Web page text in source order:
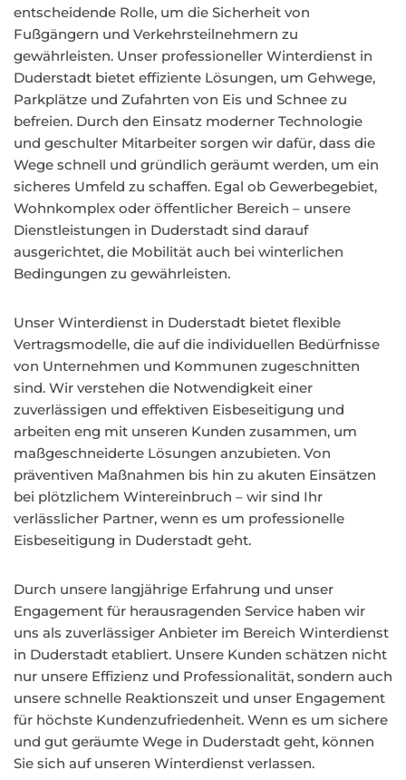
entscheidende Rolle, um die Sicherheit von
Fußgängern und Verkehrsteilnehmern zu
gewährleisten. Unser professioneller Winterdienst in
Duderstadt bietet effiziente Lösungen, um Gehwege,
Parkplätze und Zufahrten von Eis und Schnee zu
befreien. Durch den Einsatz moderner Technologie
und geschulter Mitarbeiter sorgen wir dafür, dass die
Wege schnell und gründlich geräumt werden, um ein
sicheres Umfeld zu schaffen. Egal ob Gewerbegebiet,
Wohnkomplex oder öffentlicher Bereich – unsere
Dienstleistungen in Duderstadt sind darauf
ausgerichtet, die Mobilität auch bei winterlichen
Bedingungen zu gewährleisten.
Unser Winterdienst in Duderstadt bietet flexible
Vertragsmodelle, die auf die individuellen Bedürfnisse
von Unternehmen und Kommunen zugeschnitten
sind. Wir verstehen die Notwendigkeit einer
zuverlässigen und effektiven Eisbeseitigung und
arbeiten eng mit unseren Kunden zusammen, um
maßgeschneiderte Lösungen anzubieten. Von
präventiven Maßnahmen bis hin zu akuten Einsätzen
bei plötzlichem Wintereinbruch – wir sind Ihr
verlässlicher Partner, wenn es um professionelle
Eisbeseitigung in Duderstadt geht.
Durch unsere langjährige Erfahrung und unser
Engagement für herausragenden Service haben wir
uns als zuverlässiger Anbieter im Bereich Winterdienst
in Duderstadt etabliert. Unsere Kunden schätzen nicht
nur unsere Effizienz und Professionalität, sondern auch
unsere schnelle Reaktionszeit und unser Engagement
für höchste Kundenzufriedenheit. Wenn es um sichere
und gut geräumte Wege in Duderstadt geht, können
Sie sich auf unseren Winterdienst verlassen.